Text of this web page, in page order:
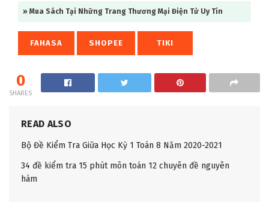
» Mua Sách Tại Những Trang Thương Mại Điện Tử Uy Tín
FAHASA SHOPEE TIKI
0
SHARES
READ ALSO
Bộ Đề Kiểm Tra Giữa Học Kỳ 1 Toán 8 Năm 2020-2021
34 đề kiểm tra 15 phút môn toán 12 chuyên đề nguyên
hàm